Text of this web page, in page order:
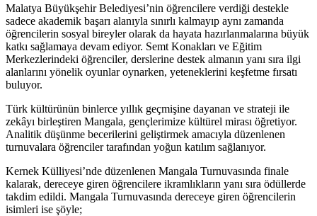
Malatya Büyükşehir Belediyesi’nin öğrencilere verdiği destekle
sadece akademik başarı alanıyla sınırlı kalmayıp aynı zamanda
öğrencilerin sosyal bireyler olarak da hayata hazırlanmalarına büyük
katkı sağlamaya devam ediyor. Semt Konakları ve Eğitim
Merkezlerindeki öğrenciler, derslerine destek almanın yanı sıra ilgi
alanlarını yönelik oyunlar oynarken, yeteneklerini keşfetme fırsatı
buluyor.
Türk kültürünün binlerce yıllık geçmişine dayanan ve strateji ile
zekâyı birleştiren Mangala, gençlerimize kültürel mirası öğretiyor.
Analitik düşünme becerilerini geliştirmek amacıyla düzenlenen
turnuvalara öğrenciler tarafından yoğun katılım sağlanıyor.
Kernek Külliyesi’nde düzenlenen Mangala Turnuvasında finale
kalarak, dereceye giren öğrencilere ikramlıkların yanı sıra ödüllerde
takdim edildi. Mangala Turnuvasında dereceye giren öğrencilerin
isimleri ise şöyle;